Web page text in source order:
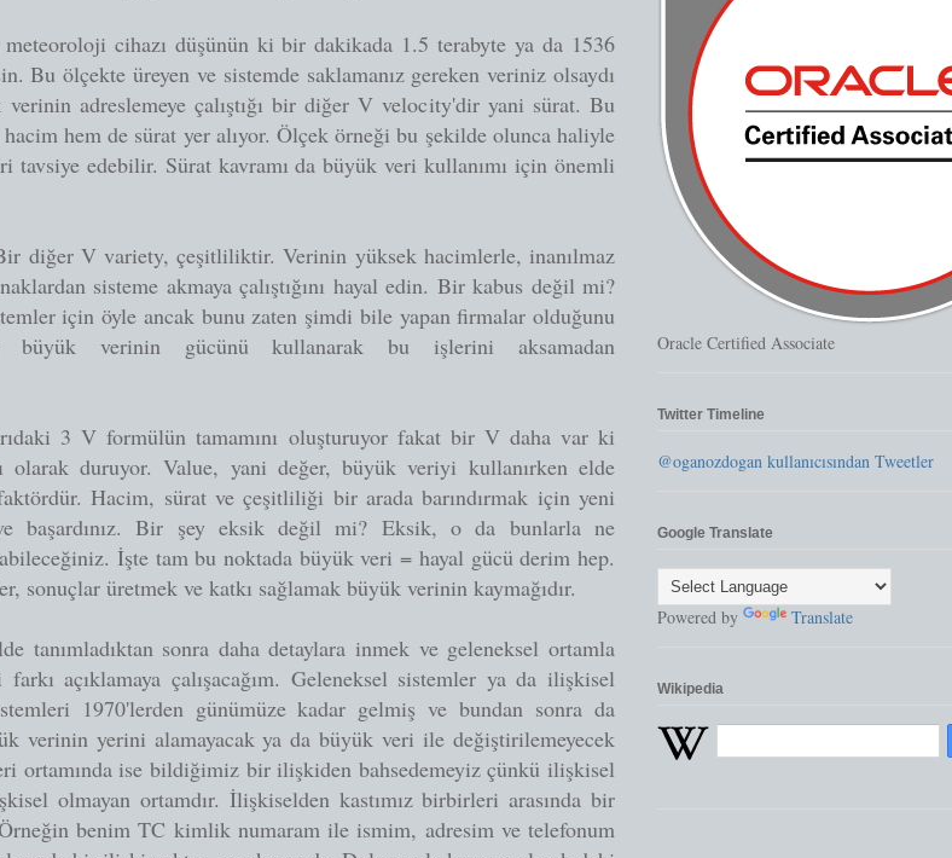
cihazı düşünün ki bir dakikada 1.5 terabyte ya da 1536
Bu ölçekte üreyen ve sistemde saklamanız gereken veriniz olsaydı
verinin adreslemeye çalıştığı bir diğer V velocity'dir yani sürat. Bu
hem de sürat yer alıyor. Ölçek örneği bu şekilde olunca haliyle
tavsiye edebilir. Sürat kavramı da büyük veri kullanımı için önemli
diğer V variety, çeşitliliktir. Verinin yüksek hacimlerle, inanılmaz
sisteme akmaya çalıştığını hayal edin. Bir kabus değil mi?
için öyle ancak bunu zaten şimdi bile yapan firmalar olduğunu
büyük verinin gücünü kullanarak bu işlerini aksamadan
3 V formülün tamamını oluşturuyor fakat bir V daha var ki
olarak duruyor. Value, yani değer, büyük veriyi kullanırken elde
Hacim, sürat ve çeşitliliği bir arada barındırmak için yeni
başardınız. Bir şey eksik değil mi? Eksik, o da bunlarla ne
İşte tam bu noktada büyük veri = hayal gücü derim hep.
sonuçlar üretmek ve katkı sağlamak büyük verinin kaymağıdır.
tanımladıktan sonra daha detaylara inmek ve geleneksel ortamla
açıklamaya çalışacağım. Geleneksel sistemler ya da ilişkisel
1970'lerden günümüze kadar gelmiş ve bundan sonra da
verinin yerini alamayacak ya da büyük veri ile değiştirilemeyecek
ortamında ise bildiğimiz bir ilişkiden bahsedemeyiz çünkü ilişkisel
olmayan ortamdır. İlişkiselden kastımız birbirleri arasında bir
benim TC kimlik numaram ile ismim, adresim ve telefonum
Oracle Certified Associate
Twitter Timeline
@oganozdogan kullanıcısından Tweetler
Google Translate
Powered by Translate
Wikipedia